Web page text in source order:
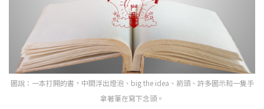
圖說：一本打開的書，中間浮出燈泡、big the idea、箭頭、許多圖示和一隻手
拿著筆在寫下念頭。